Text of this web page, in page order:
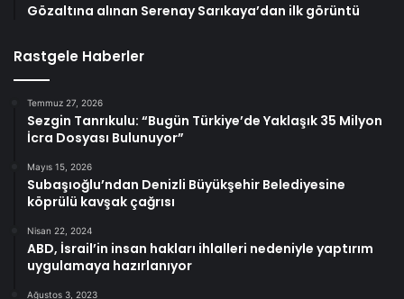
Gözaltına alınan Serenay Sarıkaya’dan ilk görüntü
Rastgele Haberler
Temmuz 27, 2026
Sezgin Tanrıkulu: “Bugün Türkiye’de Yaklaşık 35 Milyon
İcra Dosyası Bulunuyor”
Mayıs 15, 2026
Subaşıoğlu’ndan Denizli Büyükşehir Belediyesine
köprülü kavşak çağrısı
Nisan 22, 2024
ABD, İsrail’in insan hakları ihlalleri nedeniyle yaptırım
uygulamaya hazırlanıyor
Ağustos 3, 2023